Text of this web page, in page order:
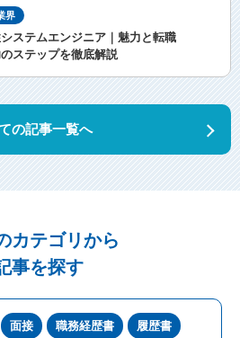
界
ステムエンジニア｜魅力と転職
ステップを徹底解説
の記事一覧へ
カテゴリから
事を探す
面接 職務経歴書 履歴書